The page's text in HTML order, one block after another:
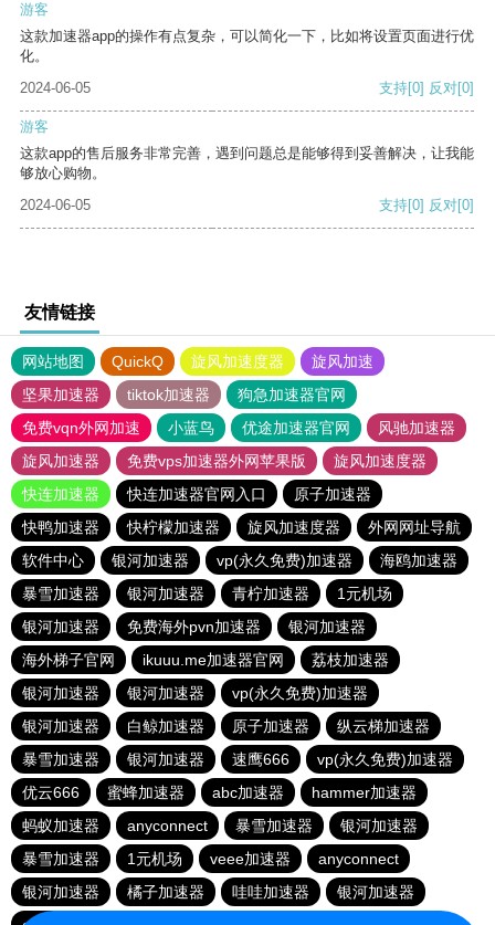
游客
这款加速器app的操作有点复杂，可以简化一下，比如将设置页面进行优
化。
2024-06-05
支持[0] 反对[0]
游客
这款app的售后服务非常完善，遇到问题总是能够得到妥善解决，让我能
够放心购物。
2024-06-05
支持[0] 反对[0]
友情链接
网站地图 QuickQ 旋风加速度器
旋风加速
坚果加速器
tiktok加速器
狗急加速器官网
免费vqn外网加速
小蓝鸟 优途加速器官网
风驰加速器
旋风加速器
免费vps加速器外网苹果版
旋风加速度器
快连加速器
快连加速器官网入口
原子加速器
快鸭加速器
快柠檬加速器 旋风加速度器
外网网址导航
软件中心
银河加速器 vp(永久免费)加速器
海鸥加速器
暴雪加速器
银河加速器 青柠加速器
1元机场
银河加速器
免费海外pvn加速器
银河加速器
海外梯子官网
ikuuu.me加速器官网
荔枝加速器
银河加速器
银河加速器
vp(永久免费)加速器
银河加速器
白鲸加速器 原子加速器
纵云梯加速器
暴雪加速器
银河加速器 速鹰666
vp(永久免费)加速器
优云666
蜜蜂加速器 abc加速器
hammer加速器
蚂蚁加速器
anyconnect 暴雪加速器
银河加速器
暴雪加速器
1元机场 veee加速器
anyconnect
银河加速器
橘子加速器 哇哇加速器
银河加速器